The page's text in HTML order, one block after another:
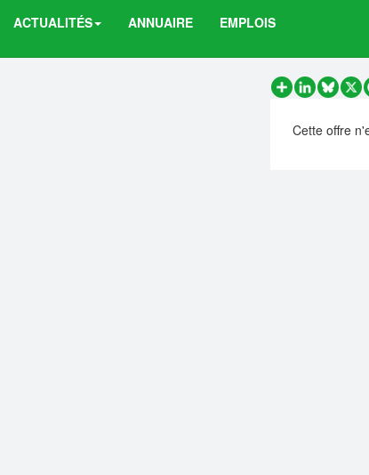
ACTUALITÉS ANNUAIRE EMPLOIS
PartagerLinkedInX
Cette offre